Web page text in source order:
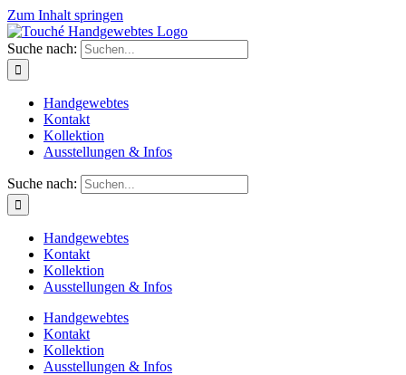
Zum Inhalt springen
Suche nach:
Handgewebtes
Kontakt
Kollektion
Ausstellungen & Infos
Suche nach:
Handgewebtes
Kontakt
Kollektion
Ausstellungen & Infos
Handgewebtes
Kontakt
Kollektion
Ausstellungen & Infos